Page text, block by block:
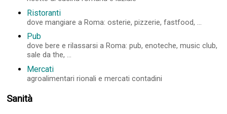
Ristoranti
dove mangiare a Roma: osterie, pizzerie, fastfood, ...
Pub
dove bere e rilassarsi a Roma: pub, enoteche, music club,
sale da the, ...
Mercati
agroalimentari rionali e mercati contadini
Sanità